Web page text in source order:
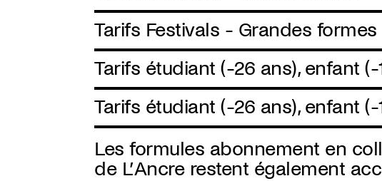
Tarifs Festivals - Grandes formes
Tarifs étudiant (-26 ans), enfant
Tarifs étudiant (-26 ans), enfant
Les formules abonnement en
de L’Ancre restent également